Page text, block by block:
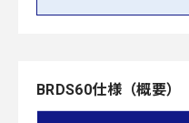
BRDS60仕様（概要）